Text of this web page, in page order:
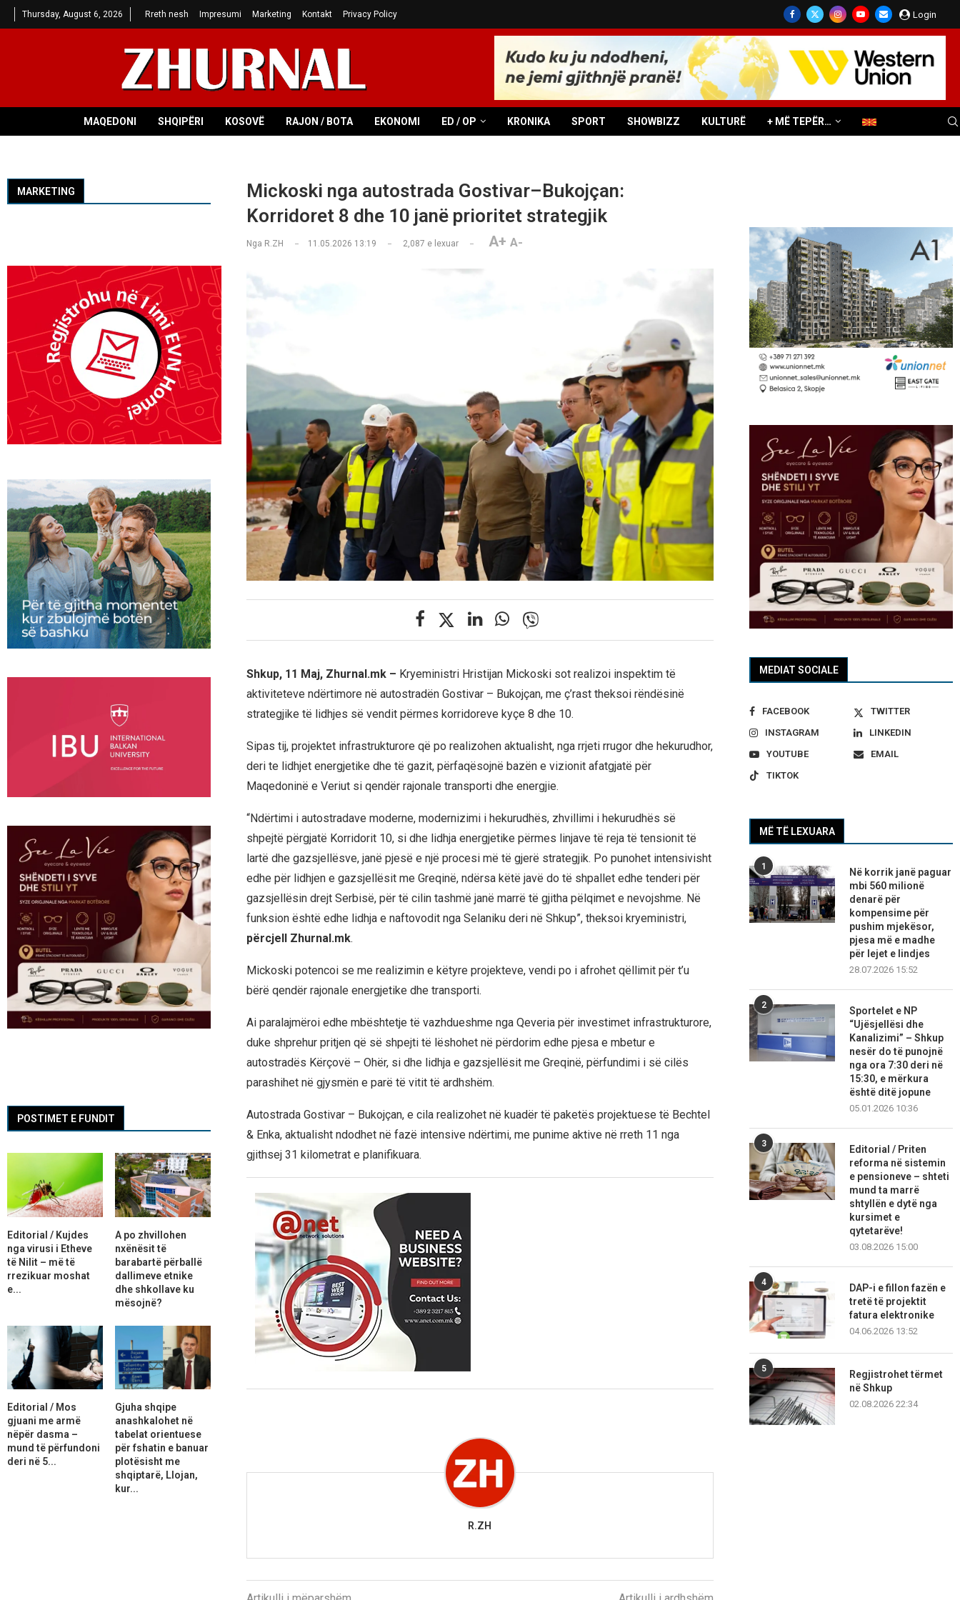
Thursday, August 6, 2026 Rreth nesh Impresumi Marketing Kontakt Privacy Policy Login
MAQEDONI SHQIPËRI KOSOVË RAJON / BOTA EKONOMI ED / OP KRONIKA SPORT SHOWBIZZ KULTURË + MË TEPËR…
Mickoski nga autostrada Gostivar–Bukojçan:
Korridoret 8 dhe 10 janë prioritet strategjik
Nga R.ZH 11.05.2026 13:19 2,087 e lexuar A+ A-
Shkup, 11 Maj, Zhurnal.mk – Kryeministri Hristijan Mickoski sot realizoi inspektim të
aktiviteteve ndërtimore në autostradën Gostivar – Bukojçan, me ç’rast theksoi rëndësinë
strategjike të lidhjes së vendit përmes korridoreve kyçe 8 dhe 10.
Sipas tij, projektet infrastrukturore që po realizohen aktualisht, nga rrjeti rrugor dhe hekurudhor,
deri te lidhjet energjetike dhe të gazit, përfaqësojnë bazën e vizionit afatgjatë për
Maqedoninë e Veriut si qendër rajonale transporti dhe energjie.
“Ndërtimi i autostradave moderne, modernizimi i hekurudhës, zhvillimi i hekurudhës së
shpejtë përgjatë Korridorit 10, si dhe lidhja energjetike përmes linjave të reja të tensionit të
lartë dhe gazsjellësve, janë pjesë e një procesi më të gjerë strategjik. Po punohet intensivisht
edhe për lidhjen e gazsjellësit me Greqinë, ndërsa këtë javë do të shpallet edhe tenderi për
gazsjellësin drejt Serbisë, për të cilin tashmë janë marrë të gjitha pëlqimet e nevojshme. Në
funksion është edhe lidhja e naftovodit nga Selaniku deri në Shkup”, theksoi kryeministri,
përcjell Zhurnal.mk.
Mickoski potencoi se me realizimin e këtyre projekteve, vendi po i afrohet qëllimit për t’u
bërë qendër rajonale energjetike dhe transporti.
Ai paralajmëroi edhe mbështetje të vazhdueshme nga Qeveria për investimet infrastrukturore,
duke shprehur pritjen që së shpejti të lëshohet në përdorim edhe pjesa e mbetur e
autostradës Kërçovë – Ohër, si dhe lidhja e gazsjellësit me Greqinë, përfundimi i së cilës
parashihet në gjysmën e parë të vitit të ardhshëm.
Autostrada Gostivar – Bukojçan, e cila realizohet në kuadër të paketës projektuese të Bechtel
& Enka, aktualisht ndodhet në fazë intensive ndërtimi, me punime aktive në rreth 11 nga
gjithsej 31 kilometrat e planifikuara.
R.ZH
MEDIAT SOCIALE
FACEBOOK
TWITTER
INSTAGRAM
LINKEDIN
YOUTUBE
EMAIL
TIKTOK
MË TË LEXUARA
1
Në korrik janë paguar
mbi 560 milionë
denarë për
kompensime për
pushim mjekësor,
pjesa më e madhe
për lejet e lindjes
28.07.2026 15:52
2
Sportelet e NP
“Ujësjellësi dhe
Kanalizimi” – Shkup
nesër do të punojnë
nga ora 7:30 deri në
15:30, e mërkura
është ditë jopune
05.01.2026 10:36
3
Editorial / Priten
reforma në sistemin
e pensioneve – shteti
mund ta marrë
shtyllën e dytë nga
kursimet e
qytetarëve!
03.08.2026 15:00
4
DAP-i e fillon fazën e
tretë të projektit
fatura elektronike
04.06.2026 13:52
5
Regjistrohet tërmet
në Shkup
02.08.2026 22:34
MARKETING
POSTIMET E FUNDIT
Editorial / Kujdes
nga virusi i Etheve
të Nilit – më të
rrezikuar moshat
e...
A po zhvillohen
nxënësit të
barabartë përballë
dallimeve etnike
dhe shkollave ku
mësojnë?
Editorial / Mos
gjuani me armë
nëpër dasma –
mund të përfundoni
deri në 5...
Gjuha shqipe
anashkalohet në
tabelat orientuese
për fshatin e banuar
plotësisht me
shqiptarë, Llojan,
kur...